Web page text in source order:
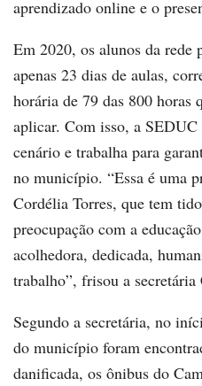
aprendizado online e o
Em 2020, os alunos da
apenas 23 dias de aulas,
horária de 79 das 800 horas
aplicar. Com isso, a
cenário e trabalha para
no município. “Essa é uma
Cordélia Torres, que tem
preocupação com a
acolhedora, dedicada,
trabalho”, frisou a secretária
Segundo a secretária, no
do município foram
danificada, os ônibus do